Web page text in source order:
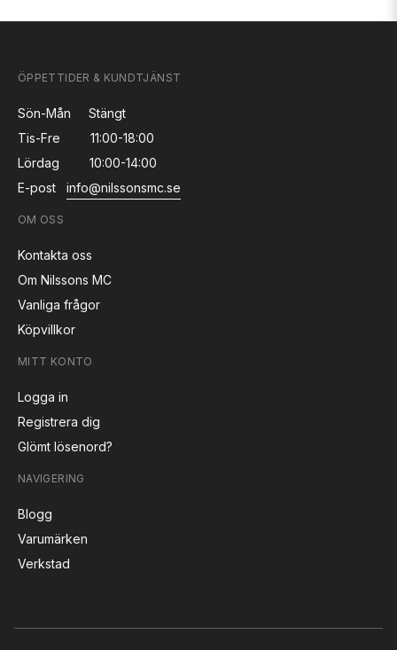
ÖPPETTIDER & KUNDTJÄNST
Sön-Mån
Stängt
Tis-Fre
11:00-18:00
Lördag
10:00-14:00
E-post
info@nilssonsmc.se
OM OSS
Kontakta oss
Om Nilssons MC
Vanliga frågor
Köpvillkor
MITT KONTO
Logga in
Registrera dig
Glömt lösenord?
NAVIGERING
Blogg
Varumärken
Verkstad